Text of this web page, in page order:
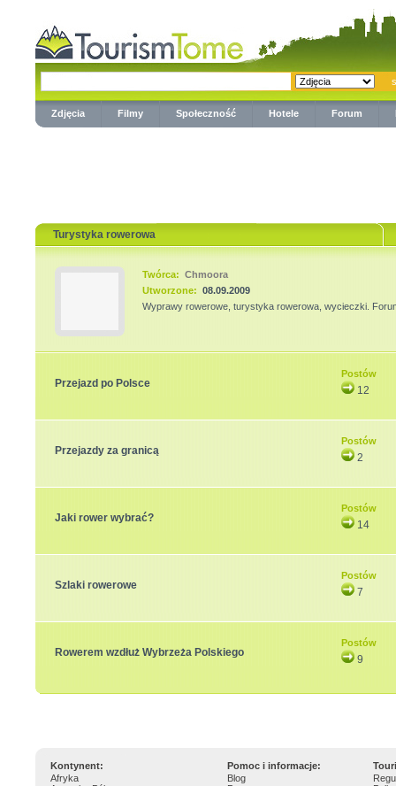
Zdjęcia Filmy Społeczność Hotele Forum
Turystyka rowerowa
Twórca: Chmoora
Utworzone: 08.09.2009
Wyprawy rowerowe, turystyka rowerowa, wycieczki.
Przejazd po Polsce
Postów
12
Przejazdy za granicą
Postów
2
Jaki rower wybrać?
Postów
14
Szlaki rowerowe
Postów
7
Rowerem wzdłuż Wybrzeża Polskiego
Postów
9
Kontynent: Pomoc i informacje:
Afryka
Blog